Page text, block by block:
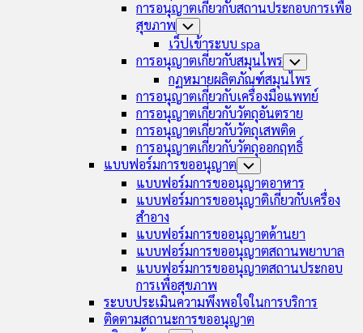
การอนุญาตเกี่ยวกับสถานประกอบการเพื่อ
สุขภาพ Toggle
Child
Menu
เว็ปเข้าระบบ spa
การอนุญาตเกี่ยวกับสมุนไพร Toggle
Child
Menu
กฏหมายผลิตภัณฑ์สมุนไพร
การอนุญาตเกี่ยวกับเครื่องมือแพทย์
การอนุญาตเกี่ยวกับวัตถุอันตราย
การอนุญาตเกี่ยวกับวัตถุเสพติด
การอนุญาตเกี่ยวกับวัตถุออกฤทธิ์
แบบฟอร์มการขออนุญาต Toggle
Child
Menu
แบบฟอร์มการขออนุญาตอาหาร
แบบฟอร์มการขออนุญาติเกี่ยวกับเครื่อง
สำอาง
แบบฟอร์มการขออนุญาตด้านยา
แบบฟอร์มการขออนุญาตสถานพยาบาล
แบบฟอร์มการขออนุญาตสถานประกอบ
การเพื่อสุขภาพ
ระบบประเมินความพึงพอใจในการบริการ
ติดตามสถานะการขออนุญาต